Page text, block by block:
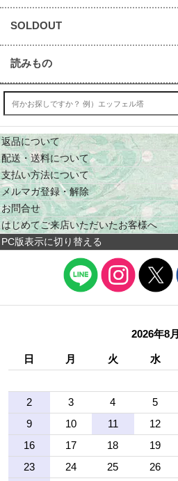
SOLDOUT
読みもの
返品について
配送・送料について
支払い方法について
メルマガ登録・解除
お問合せ
はじめてご来店いただいたお客様へ
PC版表示に切り替える
2026年8月
日 月 火 水
2
3 4 5
9
10 11 12
16
17 18 19
23
24 25 26